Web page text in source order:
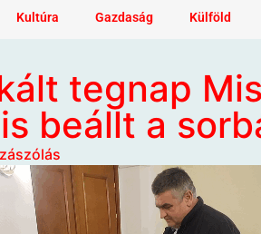
Kultúra Gazdaság Külföld
tegnap
beállt a